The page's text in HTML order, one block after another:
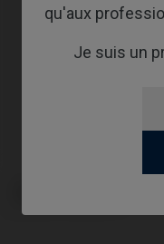
qu'aux
Je suis un